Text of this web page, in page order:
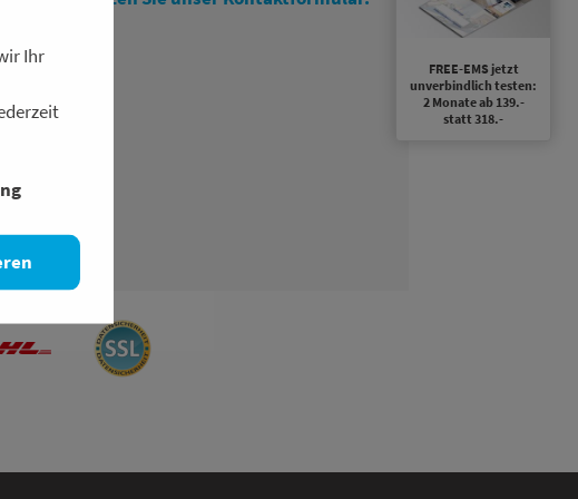
FREE-EMS jetzt
unverbindlich testen:
2 Monate ab 139.-
statt 318.-
Ihr